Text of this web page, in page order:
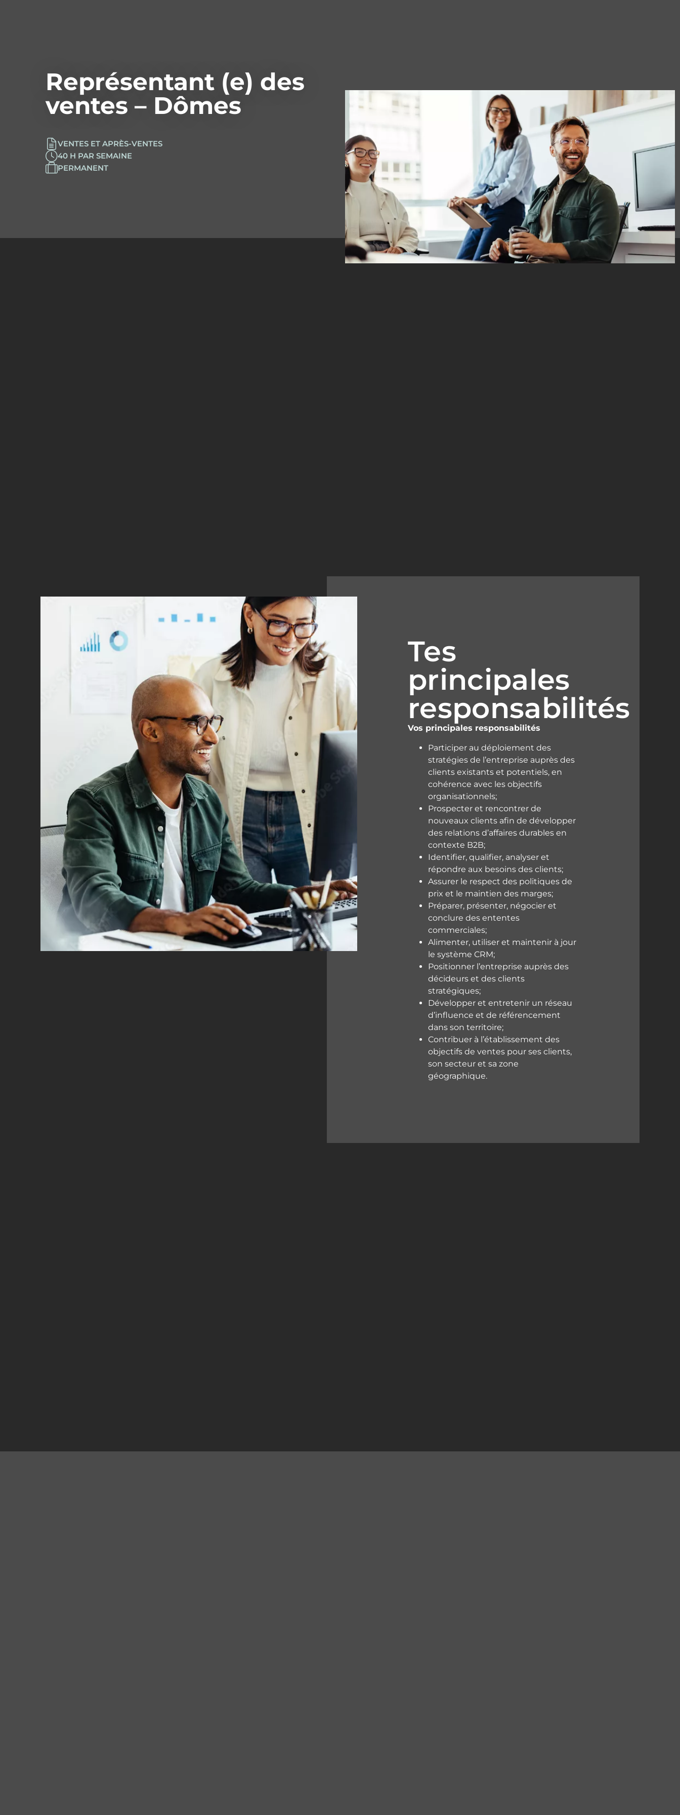
Représentant (e) des
ventes – Dômes
VENTES ET APRÈS-VENTES
40 H PAR SEMAINE
PERMANENT
Tes
principales
responsabilités
Vos principales responsabilités
Participer au déploiement des
stratégies de l’entreprise auprès des
clients existants et potentiels, en
cohérence avec les objectifs
organisationnels;
Prospecter et rencontrer de
nouveaux clients afin de développer
des relations d’affaires durables en
contexte B2B;
Identifier, qualifier, analyser et
répondre aux besoins des clients;
Assurer le respect des politiques de
prix et le maintien des marges;
Préparer, présenter, négocier et
conclure des ententes
commerciales;
Alimenter, utiliser et maintenir à jour
le système CRM;
Positionner l’entreprise auprès des
décideurs et des clients
stratégiques;
Développer et entretenir un réseau
d’influence et de référencement
dans son territoire;
Contribuer à l’établissement des
objectifs de ventes pour ses clients,
son secteur et sa zone
géographique.